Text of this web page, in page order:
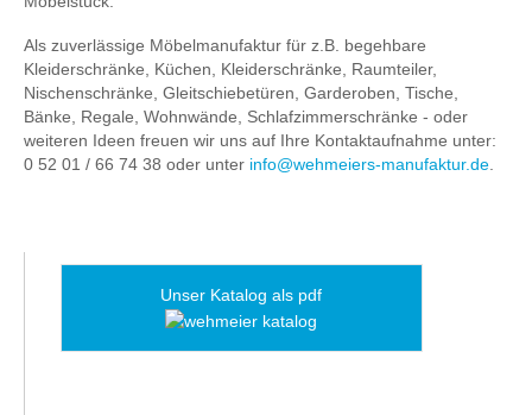
Als zuverlässige Möbelmanufaktur für z.B. begehbare
Kleiderschränke, Küchen, Kleiderschränke, Raumteiler,
Nischenschränke, Gleitschiebetüren, Garderoben, Tische,
Bänke, Regale, Wohnwände, Schlafzimmerschränke - oder
weiteren Ideen freuen wir uns auf Ihre Kontaktaufnahme unter:
0 52 01 / 66 74 38 oder unter info@wehmeiers-manufaktur.de.
Unser Katalog als pdf